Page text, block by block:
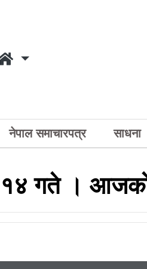
नेपाल समाचारपत्र साधना
१४ गते ।